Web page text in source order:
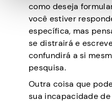
como deseja
você estiver
específica, mas
se distrairá e
confundirá a si
pesquisa.
Outra coisa que
sua incapacidade